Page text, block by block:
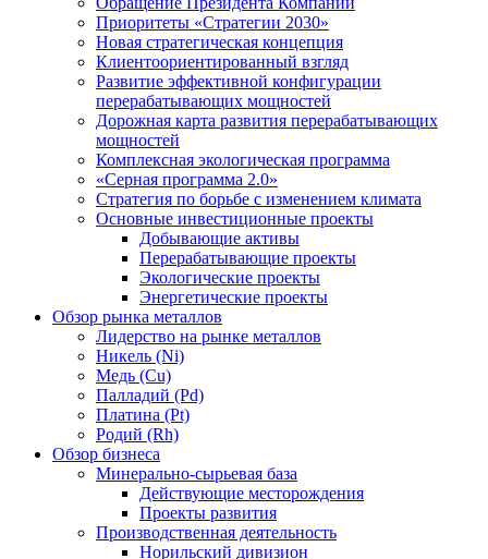
Приоритеты «Стратегии 2030»
Новая стратегическая концепция
Клиентоориентированный взгляд
Развитие эффективной конфигурации
перерабатывающих мощностей
Дорожная карта развития перерабатывающих
мощностей
Комплексная экологическая программа
«Серная программа 2.0»
Стратегия по борьбе с изменением климата
Основные инвестиционные проекты
Добывающие активы
Перерабатывающие проекты
Экологические проекты
Энергетические проекты
Обзор рынка металлов
Лидерство на рынке металлов
Никель (Ni)
Медь (Cu)
Палладий (Pd)
Платина (Pt)
Родий (Rh)
Обзор бизнеса
Минерально-сырьевая база
Действующие месторождения
Проекты развития
Производственная деятельность
Норильский дивизион